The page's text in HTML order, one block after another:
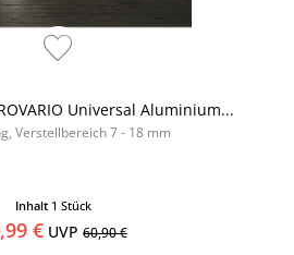
Universal Aluminium...
Verstellbereich 7 - 18 mm
Inhalt 1 Stück
€ UVP 60,90 €